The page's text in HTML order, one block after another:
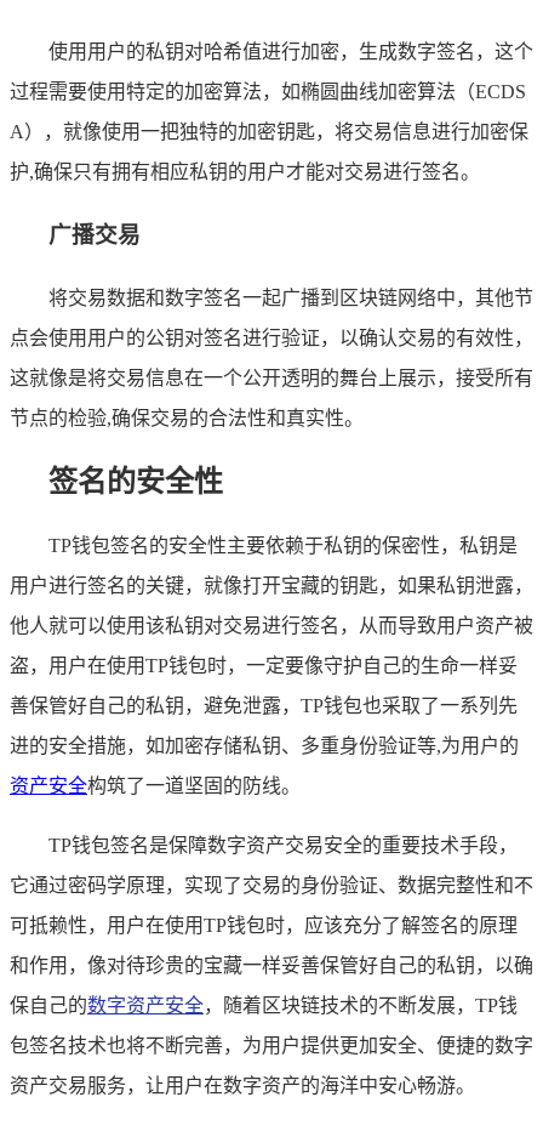
使用用户的私钥对哈希值进行加密，生成数字签名，这个
过程需要使用特定的加密算法，如椭圆曲线加密算法（ECDS
A），就像使用一把独特的加密钥匙，将交易信息进行加密保
护,确保只有拥有相应私钥的用户才能对交易进行签名。
广播交易
将交易数据和数字签名一起广播到区块链网络中，其他节
点会使用用户的公钥对签名进行验证，以确认交易的有效性，
这就像是将交易信息在一个公开透明的舞台上展示，接受所有
节点的检验,确保交易的合法性和真实性。
签名的安全性
TP钱包签名的安全性主要依赖于私钥的保密性，私钥是
用户进行签名的关键，就像打开宝藏的钥匙，如果私钥泄露，
他人就可以使用该私钥对交易进行签名，从而导致用户资产被
盗，用户在使用TP钱包时，一定要像守护自己的生命一样妥
善保管好自己的私钥，避免泄露，TP钱包也采取了一系列先
进的安全措施，如加密存储私钥、多重身份验证等,为用户的
资产安全构筑了一道坚固的防线。
TP钱包签名是保障数字资产交易安全的重要技术手段，
它通过密码学原理，实现了交易的身份验证、数据完整性和不
可抵赖性，用户在使用TP钱包时，应该充分了解签名的原理
和作用，像对待珍贵的宝藏一样妥善保管好自己的私钥，以确
保自己的数字资产安全，随着区块链技术的不断发展，TP钱
包签名技术也将不断完善，为用户提供更加安全、便捷的数字
资产交易服务，让用户在数字资产的海洋中安心畅游。